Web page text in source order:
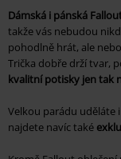
Dámská i pánská
takže vás nebudou
pohodlně hrát, ale
Trička dobře drží tvar,
kvalitní potisky jen tak
Velkou parádu uděláte
najdete navíc také